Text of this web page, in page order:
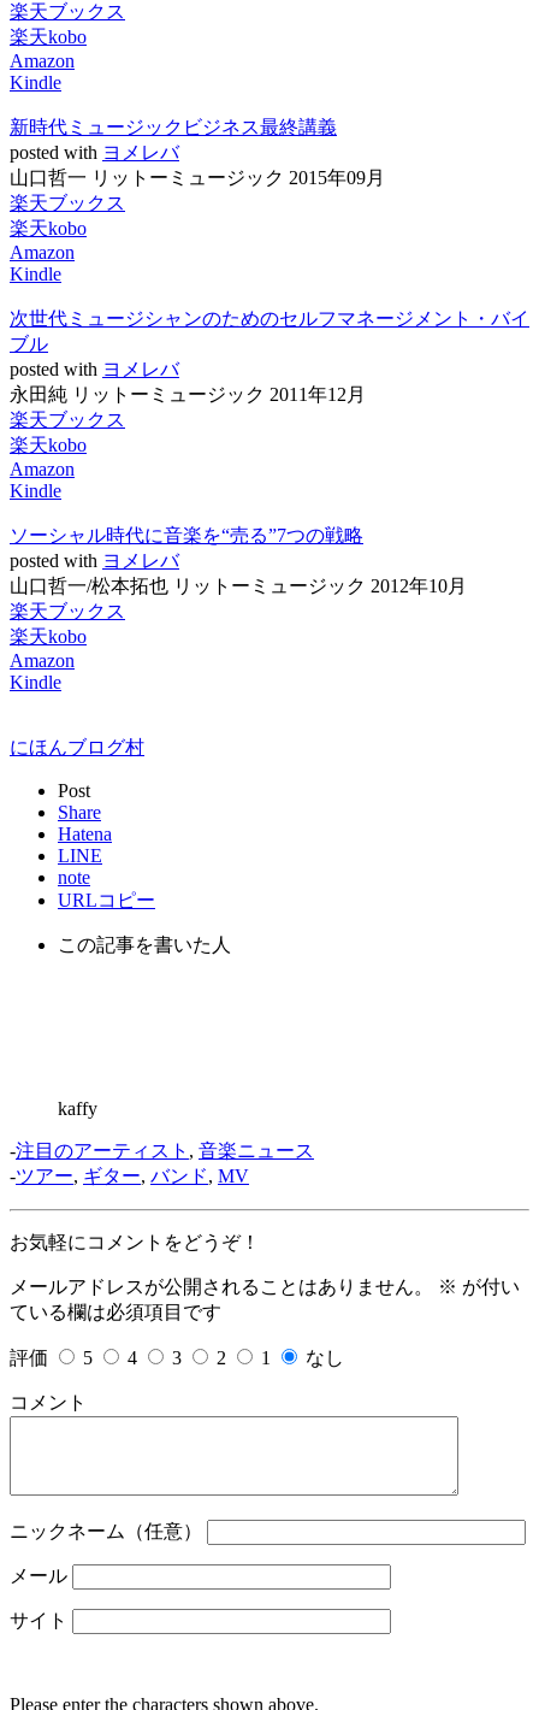
楽天ブックス
楽天kobo
Amazon
Kindle
新時代ミュージックビジネス最終講義
posted with ヨメレバ
山口哲一 リットーミュージック 2015年09月
楽天ブックス
楽天kobo
Amazon
Kindle
次世代ミュージシャンのためのセルフマネージメント・バイ
ブル
posted with ヨメレバ
永田純 リットーミュージック 2011年12月
楽天ブックス
楽天kobo
Amazon
Kindle
ソーシャル時代に音楽を“売る”7つの戦略
posted with ヨメレバ
山口哲一/松本拓也 リットーミュージック 2012年10月
楽天ブックス
楽天kobo
Amazon
Kindle
にほんブログ村
Post
Share
Hatena
LINE
note
URLコピー
この記事を書いた人
kaffy
-注目のアーティスト , 音楽ニュース
-ツアー, ギター, バンド, MV
お気軽にコメントをどうぞ！
メールアドレスが公開されることはありません。 ※ が付い
ている欄は必須項目です
評価 5 4 3 2 1 なし
コメント
ニックネーム（任意）
メール
サイト
Please enter the characters shown above.